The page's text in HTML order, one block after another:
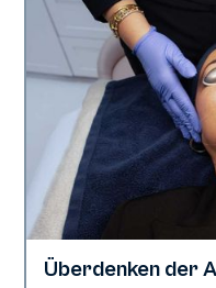
Gesundheit der Haut
Überdenken der